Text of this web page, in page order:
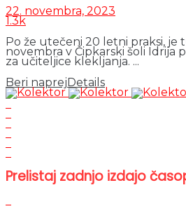
22. novembra, 2023
1.3k
Po že utečeni 20 letni praksi, je
novembra v Čipkarski šoli Idrija
za učiteljice klekljanja. ...
Beri naprej Details
Prelistaj zadnjo izdajo